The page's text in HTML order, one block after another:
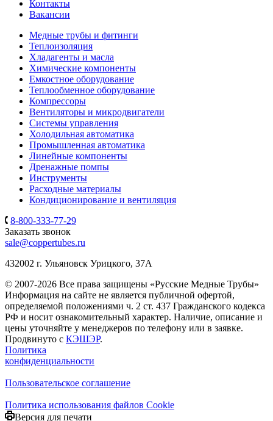
Контакты
Вакансии
Медные трубы и фитинги
Теплоизоляция
Хладагенты и масла
Химические компоненты
Емкостное оборудование
Теплообменное оборудование
Компрессоры
Вентиляторы и микродвигатели
Системы управления
Холодильная автоматика
Промышленная автоматика
Линейные компоненты
Дренажные помпы
Инструменты
Расходные материалы
Кондиционирование и вентиляция
8-800-333-77-29
Заказать звонок
sale@coppertubes.ru
432002 г. Ульяновск Урицкого, 37A
© 2007-2026 Все права защищены «Русские Медные Трубы»
Информация на сайте не является публичной офертой,
определяемой положениями ч. 2 ст. 437 Гражданского кодекса
РФ и носит ознакомительный характер. Наличие, описание и
цены уточняйте у менеджеров по телефону или в заявке.
Продвинуто с КЭШЭР.
Политика
конфиденциальности
Пользовательское соглашение
Политика использования файлов Cookie
Версия для печати